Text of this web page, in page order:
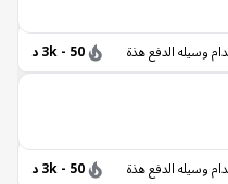
الدفع هذة 50 - 3k د
الدفع هذة 50 - 3k د